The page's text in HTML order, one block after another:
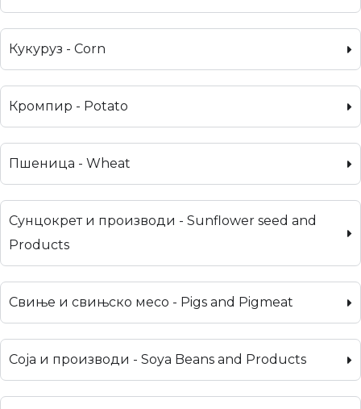
Кукуруз - Corn
Кромпир - Potato
Пшеница - Wheat
Сунцокрет и производи - Sunflower seed and
Products
Свиње и свињско месо - Pigs and Pigmeat
Соја и производи - Soya Beans and Products